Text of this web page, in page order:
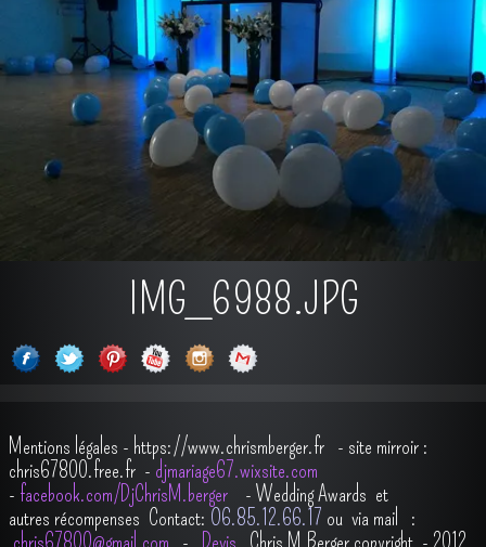
IMG_6988.JPG
Mentions légales - https://www.chrismberger.fr - site mirroir :
chris67800.free.fr - djmariage67.wixsite.com
- facebook.com/DjChrisM.berger - Wedding Awards et
autres récompenses Contact: O6.85.12.66.17 ou via mail :
chris67800@gmail.com - Devis Chris M.Berger copyright - 2012